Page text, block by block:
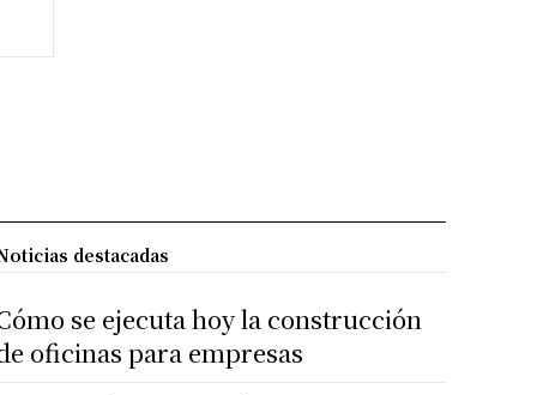
destacadas
se ejecuta hoy la construcción
oficinas para empresas